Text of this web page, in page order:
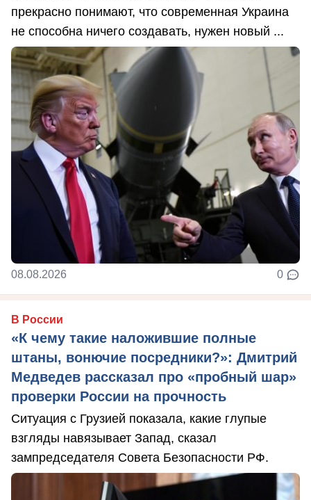
прекрасно понимают, что современная Украина
не способна ничего создавать, нужен новый ...
08.08.2026 0
В России
«К чему такие наложившие полные
штаны, вонючие посредники?»: Дмитрий
Медведев рассказал про «пробный шар»
проверки России на прочность
Ситуация с Грузией показала, какие глупые
взгляды навязывает Запад, сказал
зампредседателя Совета Безопасности РФ.